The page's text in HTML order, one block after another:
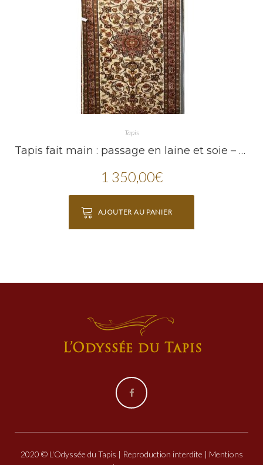
Tapis
Tapis fait main : passage en laine et soie – Dimension 300X80
1 350,00€
AJOUTER AU PANIER
2020 © L'Odyssée du Tapis | Reproduction interdite | Mentions